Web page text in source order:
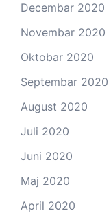
Decembar 2020
Novembar 2020
Oktobar 2020
Septembar 2020
August 2020
Juli 2020
Juni 2020
Maj 2020
April 2020